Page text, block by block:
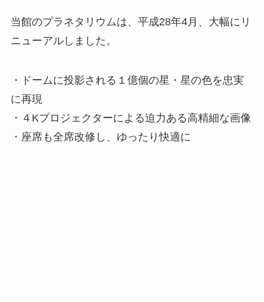
当館のプラネタリウムは、平成28年4月、大幅にリ
ニューアルしました。
・ドームに投影される１億個の星・星の色を忠実
に再現
・４Kプロジェクターによる迫力ある高精細な画像
・座席も全席改修し、ゆったり快適に